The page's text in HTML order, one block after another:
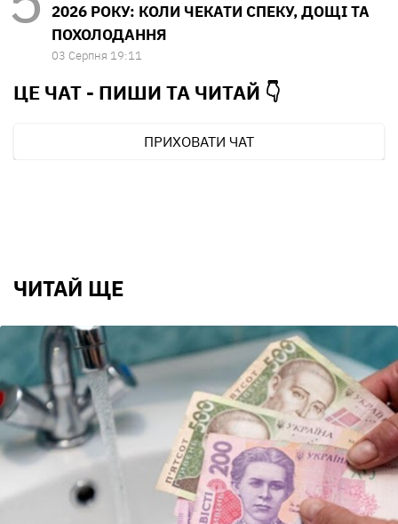
2026 РОКУ: КОЛИ ЧЕКАТИ СПЕКУ, ДОЩІ ТА
ПОХОЛОДАННЯ
03 Серпня 19:11
ЦЕ ЧАТ - ПИШИ ТА ЧИТАЙ 👇
ПРИХОВАТИ ЧАТ
ЧИТАЙ ЩЕ